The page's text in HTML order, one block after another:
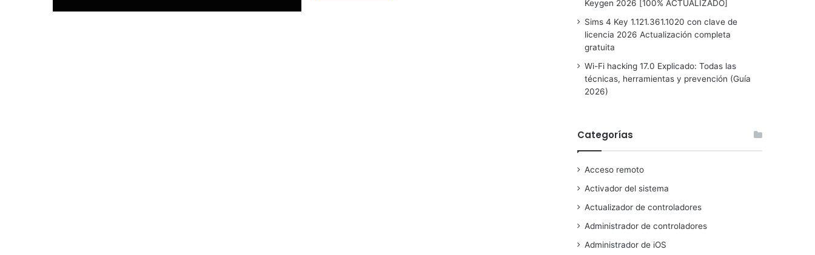
Keygen 2026 [100% ACTUALIZADO]
Sims 4 Key 1.121.361.1020 con clave de
licencia 2026 Actualización completa
gratuita
Wi-Fi hacking 17.0 Explicado: Todas las
técnicas, herramientas y prevención (Guía
2026)
Categorías
Acceso remoto
Activador del sistema
Actualizador de controladores
Administrador de controladores
Administrador de iOS